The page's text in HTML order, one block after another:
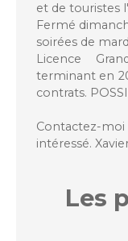
et de touristes
Fermé
soirées de
Licence
terminant en
contrats.
Contactez-
intéressé.
Les